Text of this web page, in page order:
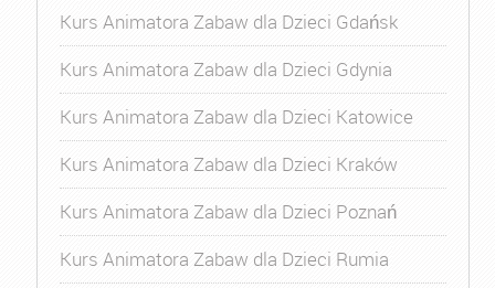
Kurs Animatora Zabaw dla Dzieci Gdańsk
Kurs Animatora Zabaw dla Dzieci Gdynia
Kurs Animatora Zabaw dla Dzieci Katowice
Kurs Animatora Zabaw dla Dzieci Kraków
Kurs Animatora Zabaw dla Dzieci Poznań
Kurs Animatora Zabaw dla Dzieci Rumia